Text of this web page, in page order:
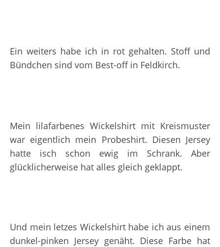
Ein weiters habe ich in rot gehalten. Stoff und
Bündchen sind vom Best-off in Feldkirch.
Mein lilafarbenes Wickelshirt mit Kreismuster
war eigentlich mein Probeshirt. Diesen Jersey
hatte isch schon ewig im Schrank. Aber
glücklicherweise hat alles gleich geklappt.
Und mein letzes Wickelshirt habe ich aus einem
dunkel-pinken Jersey genäht. Diese Farbe hat